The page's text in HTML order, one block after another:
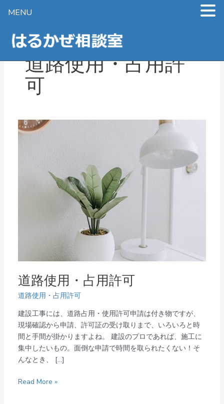
ス
道路使用・占用許
可
道路使用・占用許可
道路使用・占用許可
建設工事には、道路占用・使用許可申請は付き物ですが、
現場確認から申請、許可証の受け取りまで、いろいろと時
間と手間が掛かりますよね。 建設のプロであれば、施工に
集中したいもの。面倒な申請で時間を取られたくない！そ
んなとき、 […]
道
路
Read More »
MENU